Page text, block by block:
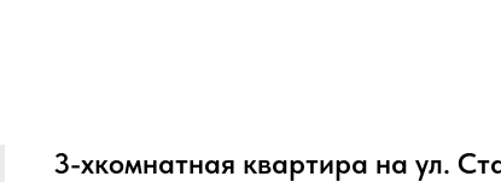
3-хкомнатная квартира на ул.